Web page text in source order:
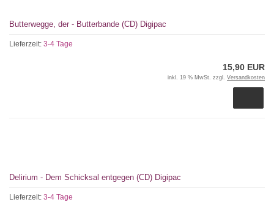
Butterwegge, der - Butterbande (CD) Digipac
Lieferzeit: 3-4 Tage
15,90 EUR
inkl. 19 % MwSt. zzgl. Versandkosten
Delirium - Dem Schicksal entgegen (CD) Digipac
Lieferzeit: 3-4 Tage